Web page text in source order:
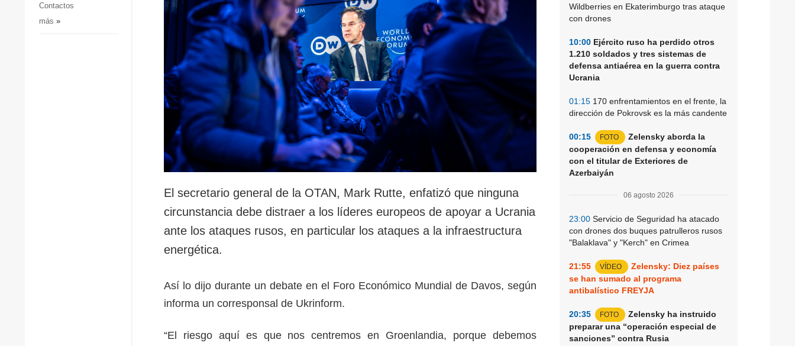
Desastres y emergencias
Contactos
más »
Wildberries en Ekaterimburgo tras ataque
con drones
10:00 Ejército ruso ha perdido otros
1.210 soldados y tres sistemas de
defensa antiaérea en la guerra contra
Ucrania
01:15 170 enfrentamientos en el frente, la
dirección de Pokrovsk es la más candente
00:15 FOTO
Zelensky aborda la
cooperación en defensa y economía
con el titular de Exteriores de
Azerbaiyán
06 agosto 2026
23:00 Servicio de Seguridad ha atacado
con drones dos buques patrulleros rusos
"Balaklava" y "Kerch" en Crimea
21:55 VÍDEO
Zelensky: Diez países
se han sumado al programa
antibalístico FREYJA
20:35 FOTO
Zelensky ha instruido
preparar una “operación especial de
sanciones” contra Rusia
El secretario general de la OTAN, Mark Rutte, enfatizó que ninguna
circunstancia debe distraer a los líderes europeos de apoyar a Ucrania
ante los ataques rusos, en particular los ataques a la infraestructura
energética.
Así lo dijo durante un debate en el Foro Económico Mundial de Davos, según
informa un corresponsal de Ukrinform.
“El riesgo aquí es que nos centremos en Groenlandia, porque debemos